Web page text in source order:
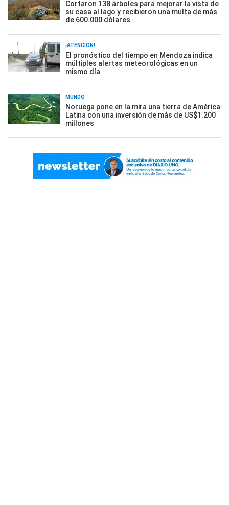
Cortaron 138 árboles para mejorar la vista de
su casa al lago y recibieron una multa de más
de 600.000 dólares
¡ATENCIÓN!
El pronóstico del tiempo en Mendoza indica
múltiples alertas meteorológicas en un
mismo día
MUNDO
Noruega pone en la mira una tierra de América
Latina con una inversión de más de US$1.200
millones